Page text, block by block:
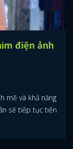
điện ảnh
mẽ và khả năng
sẽ tiếp tục tiến